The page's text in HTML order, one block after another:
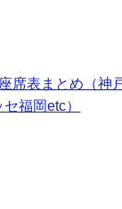
席表まとめ（神
福岡etc）